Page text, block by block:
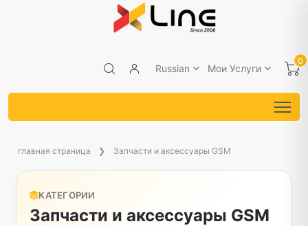
Russian Мои Услуги
0
главная страница Запчасти и аксессуары GSM
КАТЕГОРИИ
Запчасти и аксессуары GSM